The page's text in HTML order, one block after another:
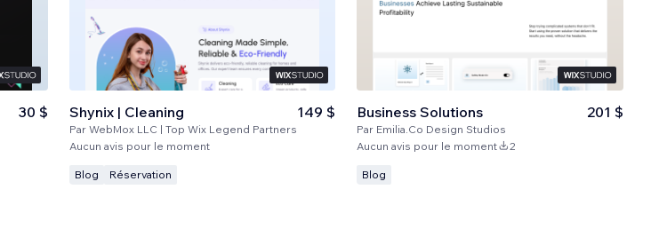
30 $ Shynix | Cleaning
Par WebMox LLC | Top Wix Legend Partners
149 $
Aucun avis pour le moment
Blog Réservation
Business Solutions
Par Emilia.Co Design Studios
201 $
Aucun avis pour le moment 2
Blog